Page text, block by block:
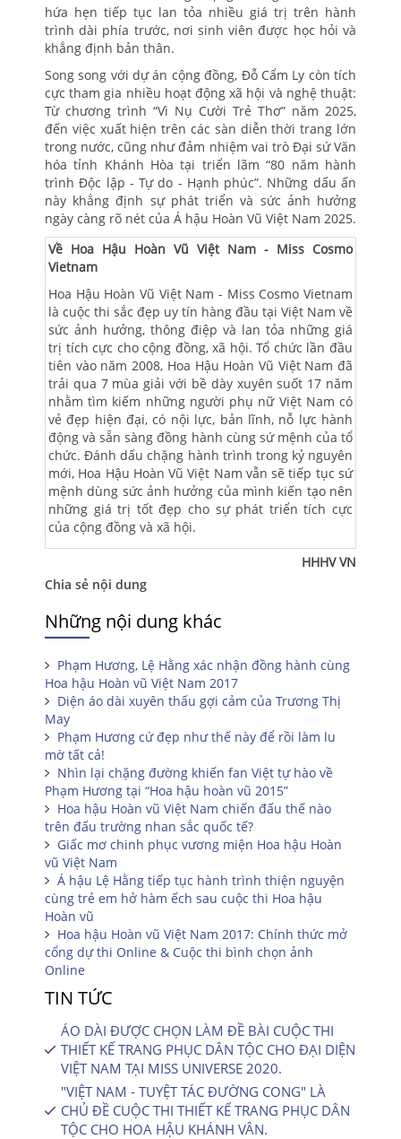
hứa hẹn tiếp tục lan tỏa nhiều giá trị trên hành
trình dài phía trước, nơi sinh viên được học hỏi và
khẳng định bản thân.
Song song với dự án cộng đồng, Đỗ Cẩm Ly còn tích
cực tham gia nhiều hoạt động xã hội và nghệ thuật:
Từ chương trình “Vì Nụ Cười Trẻ Thơ” năm 2025,
đến việc xuất hiện trên các sàn diễn thời trang lớn
trong nước, cũng như đảm nhiệm vai trò Đại sứ Văn
hóa tỉnh Khánh Hòa tại triển lãm “80 năm hành
trình Độc lập - Tự do - Hạnh phúc”. Những dấu ấn
này khẳng định sự phát triển và sức ảnh hưởng
ngày càng rõ nét của Á hậu Hoàn Vũ Việt Nam 2025.
Về Hoa Hậu Hoàn Vũ Việt Nam - Miss Cosmo
Vietnam
Hoa Hậu Hoàn Vũ Việt Nam - Miss Cosmo Vietnam
là cuộc thi sắc đẹp uy tín hàng đầu tại Việt Nam về
sức ảnh hưởng, thông điệp và lan tỏa những giá
trị tích cực cho cộng đồng, xã hội. Tổ chức lần đầu
tiên vào năm 2008, Hoa Hậu Hoàn Vũ Việt Nam đã
trải qua 7 mùa giải với bề dày xuyên suốt 17 năm
nhằm tìm kiếm những người phụ nữ Việt Nam có
vẻ đẹp hiện đại, có nội lực, bản lĩnh, nỗ lực hành
động và sẵn sàng đồng hành cùng sứ mệnh của tổ
chức. Đánh dấu chặng hành trình trong kỷ nguyên
mới, Hoa Hậu Hoàn Vũ Việt Nam vẫn sẽ tiếp tục sứ
mệnh dùng sức ảnh hưởng của mình kiến tạo nên
những giá trị tốt đẹp cho sự phát triển tích cực
của cộng đồng và xã hội.
HHHV VN
Chia sẻ nội dung
Những nội dung khác
Phạm Hương, Lệ Hằng xác nhận đồng hành cùng
Hoa hậu Hoàn vũ Việt Nam 2017
Diện áo dài xuyên thấu gợi cảm của Trương Thị
May
Phạm Hương cứ đẹp như thế này để rồi làm lu
mờ tất cả!
Nhìn lại chặng đường khiến fan Việt tự hào về
Phạm Hương tại “Hoa hậu hoàn vũ 2015”
Hoa hậu Hoàn vũ Việt Nam chiến đấu thế nào
trên đấu trường nhan sắc quốc tế?
Giấc mơ chinh phục vương miện Hoa hậu Hoàn
vũ Việt Nam
Á hậu Lệ Hằng tiếp tục hành trình thiện nguyện
cùng trẻ em hở hàm ếch sau cuộc thi Hoa hậu
Hoàn vũ
Hoa hậu Hoàn vũ Việt Nam 2017: Chính thức mở
cổng dự thi Online & Cuộc thi bình chọn ảnh
Online
TIN TỨC
ÁO DÀI ĐƯỢC CHỌN LÀM ĐỀ BÀI CUỘC THI
THIẾT KẾ TRANG PHỤC DÂN TỘC CHO ĐẠI DIỆN
VIỆT NAM TẠI MISS UNIVERSE 2020.
"VIỆT NAM - TUYỆT TÁC ĐƯỜNG CONG" LÀ
CHỦ ĐỀ CUỘC THI THIẾT KẾ TRANG PHỤC DÂN
TỘC CHO HOA HẬU KHÁNH VÂN.